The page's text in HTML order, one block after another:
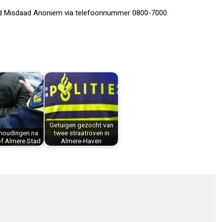
Anoniem via telefoonnummer 0800-7000.
na
Almere Stad
Getuigen gezocht van
twee straatroven in
Almere-Haven